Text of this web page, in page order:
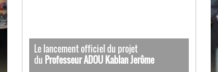
Le lancement officiel du projet
du Professeur ADOU Kablan Jerôme